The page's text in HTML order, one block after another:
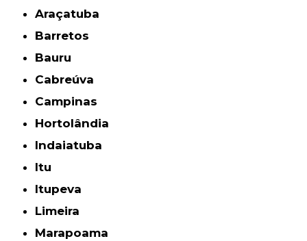
Araçatuba
Barretos
Bauru
Cabreúva
Campinas
Hortolândia
Indaiatuba
Itu
Itupeva
Limeira
Marapoama